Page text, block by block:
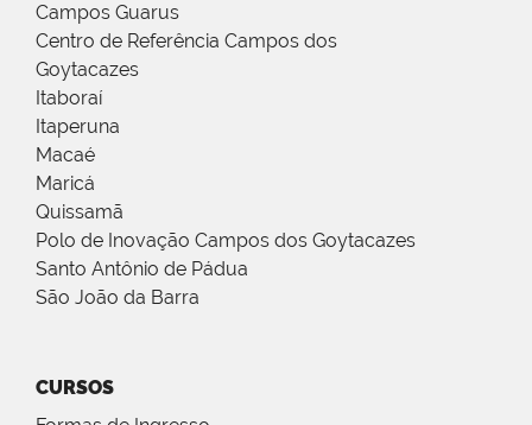
Campos Guarus
Centro de Referência Campos dos
Goytacazes
Itaboraí
Itaperuna
Macaé
Maricá
Quissamã
Polo de Inovação Campos dos Goytacazes
Santo Antônio de Pádua
São João da Barra
CURSOS